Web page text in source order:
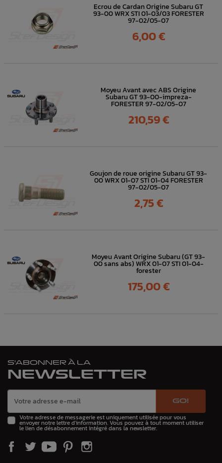
Ecrou de Cardan Origine Subaru GT
93-00 WRX STI 01-03/03 FORESTER
97-02/05-07
Prix
6,00 €
Moyeu Avant avec ABS Origine
Subaru GT 93-00-impreza-
FORESTER 97-02/05-07
Prix
210,59 €
Goujon de roue origine Subaru GT 93-
00 WRX 01-07 STI 01-04 FORESTER
97-02/05-07
Prix
2,75 €
Moyeu Avant Origine Subaru (GT 93-
00 sans abs) WRX 01-07 STI 01-04-
forester
Prix
175,00 €
S'ABONNER À LA
NEWSLETTER
GO!
Votre adresse de messagerie est uniquement utilisée pour vous
envoyer notre lettre d'information. Vous pouvez à tout moment utiliser
le lien de désabonnement intégré dans la newsletter.